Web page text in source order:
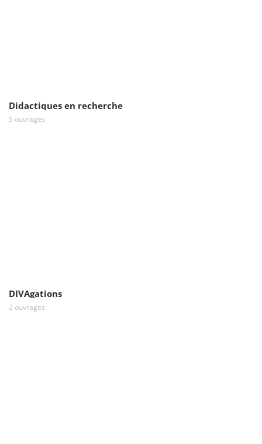
Didactiques en recherche
5 ouvrages
DIVAgations
2 ouvrages